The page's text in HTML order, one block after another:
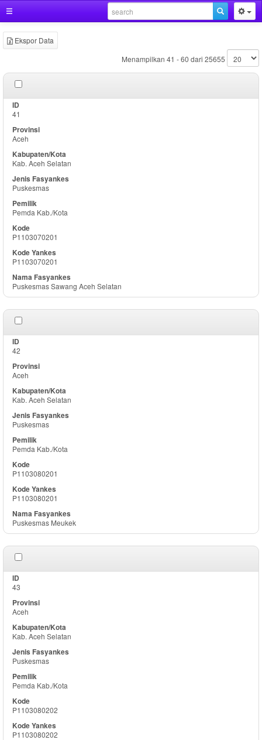
Ekspor Data
Menampilkan 41 - 60 dari 25655
41
Aceh
Kab. Aceh Selatan
Puskesmas
Pemda Kab./Kota
P1103070201
P1103070201
Puskesmas Sawang Aceh Selatan
42
Aceh
Kab. Aceh Selatan
Puskesmas
Pemda Kab./Kota
P1103080201
P1103080201
Puskesmas Meukek
43
Aceh
Kab. Aceh Selatan
Puskesmas
Pemda Kab./Kota
P1103080202
P1103080202